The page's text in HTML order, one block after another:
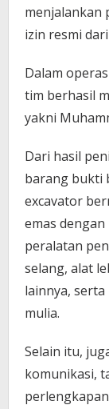
menjalankan
izin resmi
Dalam
tim berhasil
yakni
Dari hasil
barang bukti
excavator
emas
peralatan
selang, alat
lainnya,
mulia.
Selain itu,
komunikasi,